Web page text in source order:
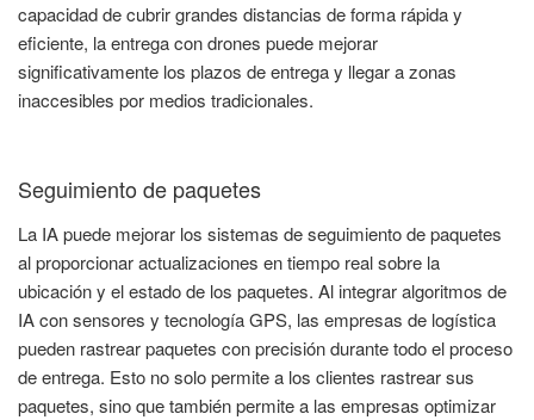
capacidad de cubrir grandes distancias de forma rápida y
eficiente, la entrega con drones puede mejorar
significativamente los plazos de entrega y llegar a zonas
inaccesibles por medios tradicionales.
Seguimiento de paquetes
La IA puede mejorar los sistemas de seguimiento de paquetes
al proporcionar actualizaciones en tiempo real sobre la
ubicación y el estado de los paquetes. Al integrar algoritmos de
IA con sensores y tecnología GPS, las empresas de logística
pueden rastrear paquetes con precisión durante todo el proceso
de entrega. Esto no solo permite a los clientes rastrear sus
paquetes, sino que también permite a las empresas optimizar